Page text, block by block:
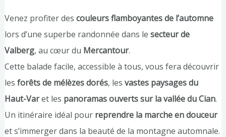
Venez profiter des couleurs flamboyantes de l’automne
lors d’une superbe randonnée dans le secteur de
Valberg, au cœur du Mercantour.
Cette balade facile, accessible à tous, vous fera découvrir
les forêts de mélèzes dorés, les vastes paysages du
Haut-Varet les panoramas ouverts sur la vallée du Cian.
Un itinéraire idéal pour reprendre la marche en douceur
et s’immerger dans la beauté de la montagne automnale.